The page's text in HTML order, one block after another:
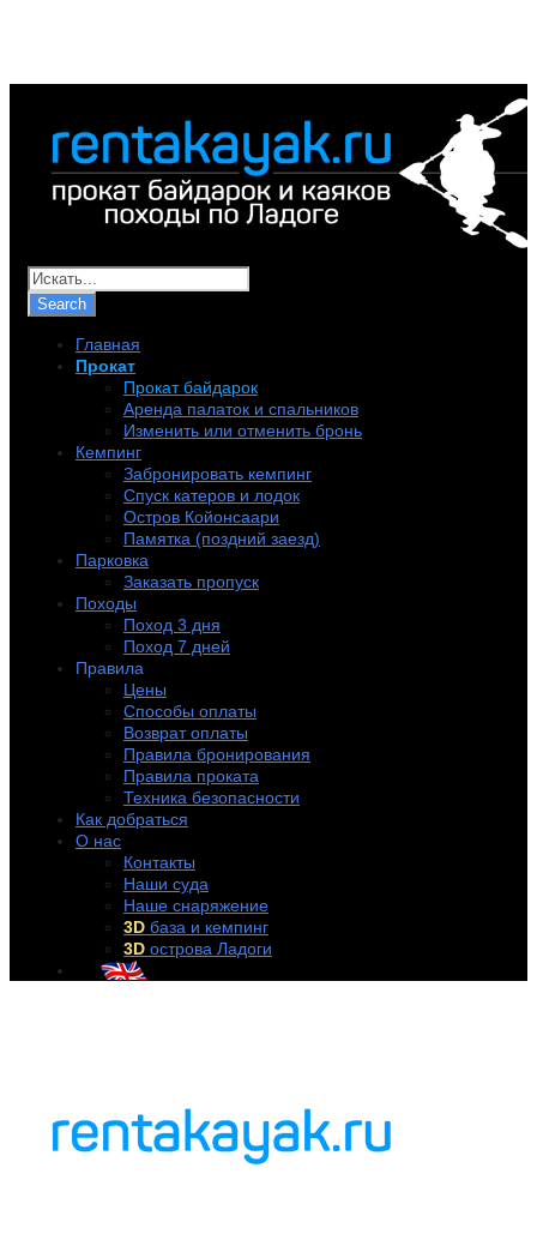
Главная
Прокат
Прокат байдарок
Аренда палаток и спальников
Изменить или отменить бронь
Кемпинг
Забронировать кемпинг
Спуск катеров и лодок
Остров Койонсаари
Памятка (поздний заезд)
Парковка
Заказать пропуск
Походы
Поход 3 дня
Поход 7 дней
Правила
Цены
Способы оплаты
Возврат оплаты
Правила бронирования
Правила проката
Техника безопасности
Как добраться
О нас
Контакты
Наши суда
Наше снаряжение
3D база и кемпинг
3D острова Ладоги